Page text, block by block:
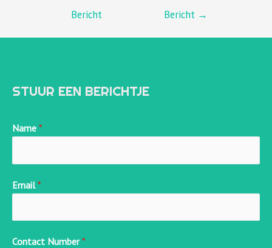
NAVIGATIE
Bericht
Bericht →
STUUR EEN BERICHTJE
Name *
Email*
Contact Number*